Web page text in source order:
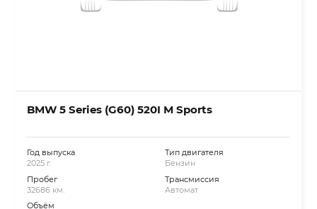
BMW 5 Series (G60) 520I M Sports
Год выпуска
2025 г.
Пробег
32686 км.
Объём
Тип двигателя
Бензин
Трансмиссия
Автомат